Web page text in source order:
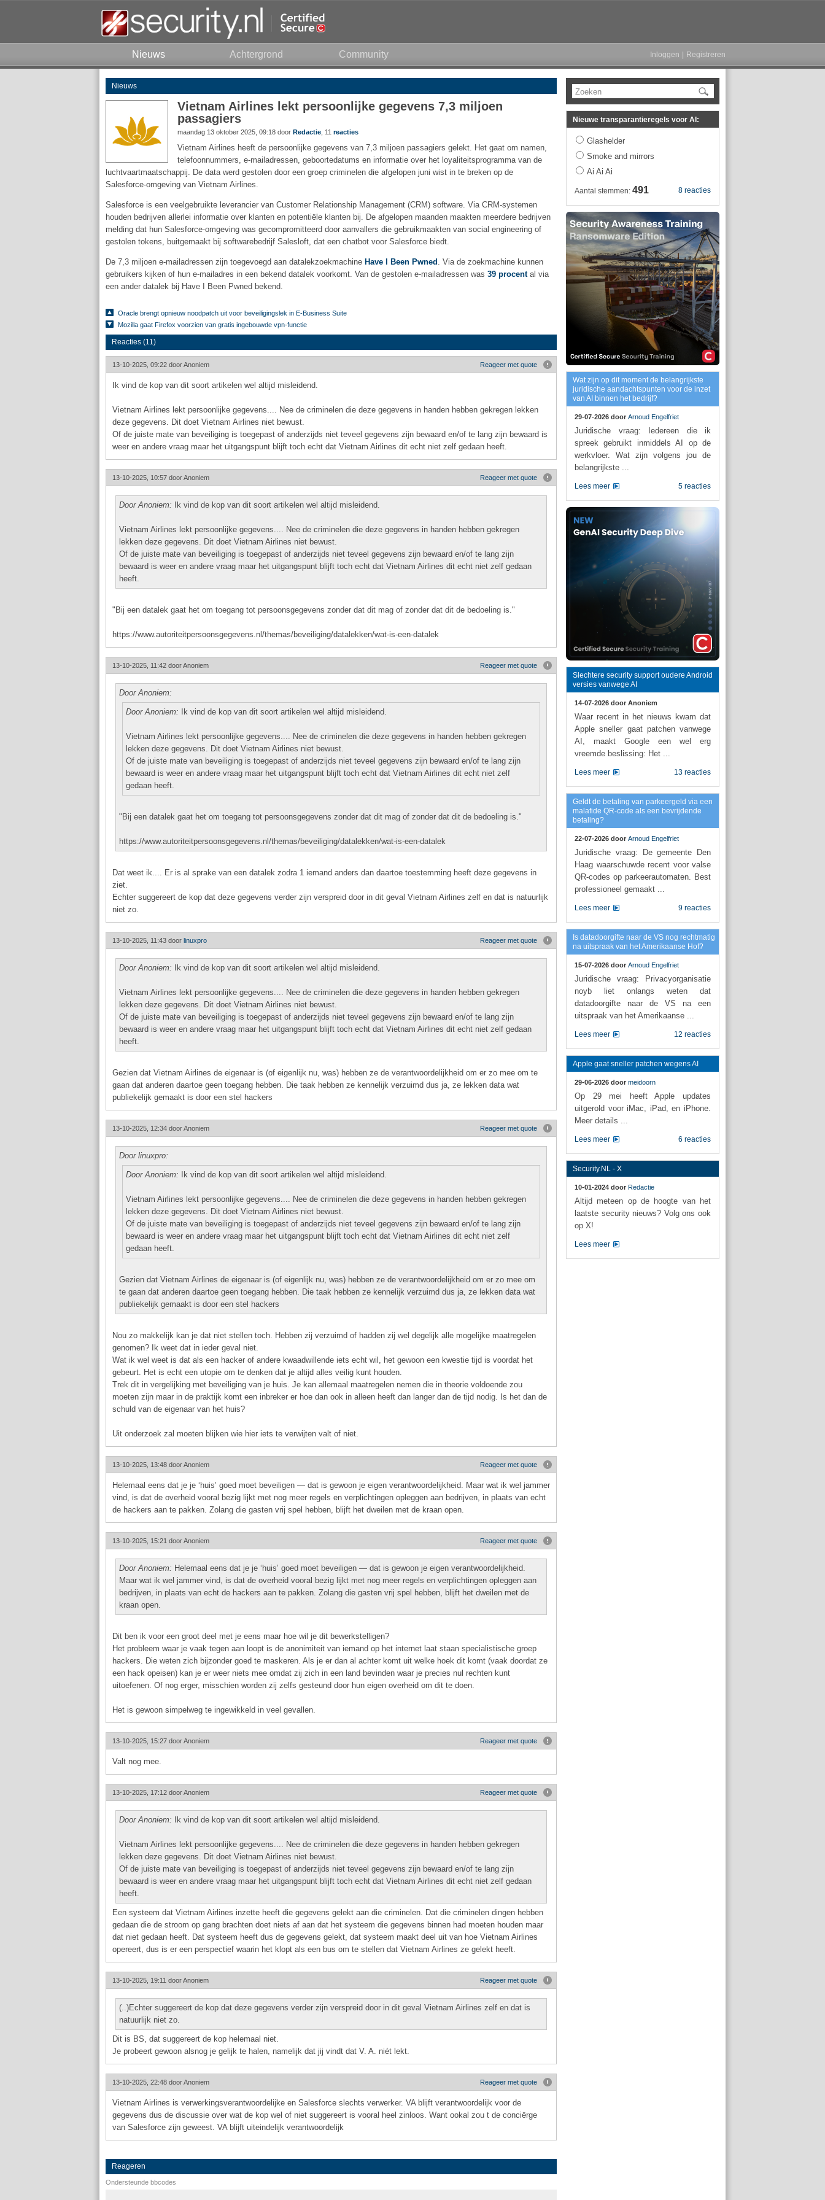
Nieuws Achtergrond Community Inloggen Registreren
Nieuws
Vietnam Airlines lekt persoonlijke gegevens 7,3 miljoen
passagiers
maandag 13 oktober 2025, 09:18 door Redactie , 11 reacties
Vietnam Airlines heeft de persoonlijke gegevens van 7,3 miljoen passagiers gelekt. Het gaat om namen,
telefoonnummers, e-mailadressen, geboortedatums en informatie over het loyaliteitsprogramma van de
luchtvaartmaatschappij. De data werd gestolen door een groep criminelen die afgelopen juni wist in te breken op de
Salesforce-omgeving van Vietnam Airlines.
Salesforce is een veelgebruikte leverancier van Customer Relationship Management (CRM) software. Via CRM-systemen
houden bedrijven allerlei informatie over klanten en potentiële klanten bij. De afgelopen maanden maakten meerdere bedrijven
melding dat hun Salesforce-omgeving was gecompromitteerd door aanvallers die gebruikmaakten van social engineering of
gestolen tokens, buitgemaakt bij softwarebedrijf Salesloft, dat een chatbot voor Salesforce biedt.
De 7,3 miljoen e-mailadressen zijn toegevoegd aan datalekzoekmachine Have I Been Pwned . Via de zoekmachine kunnen
gebruikers kijken of hun e-mailadres in een bekend datalek voorkomt. Van de gestolen e-mailadressen was 39 procental via
een ander datalek bij Have I Been Pwned bekend.
Oracle brengt opnieuw noodpatch uit voor beveiligingslek in E-Business Suite
Mozilla gaat Firefox voorzien van gratis ingebouwde vpn-functie
Reacties (11)
Reageer met quote
13-10-2025, 09:22 doorAnoniem
Ik vind de kop van dit soort artikelen wel altijd misleidend.
Vietnam Airlines lekt persoonlijke gegevens.... Nee de criminelen die deze gegevens in handen hebben gekregen lekken
deze gegevens. Dit doet Vietnam Airlines niet bewust.
Of de juiste mate van beveiliging is toegepast of anderzijds niet teveel gegevens zijn bewaard en/of te lang zijn bewaard is
weer en andere vraag maar het uitgangspunt blijft toch echt dat Vietnam Airlines dit echt niet zelf gedaan heeft.
Reageer met quote
13-10-2025, 10:57 doorAnoniem
Door Anoniem: Ik vind de kop van dit soort artikelen wel altijd misleidend.
Vietnam Airlines lekt persoonlijke gegevens.... Nee de criminelen die deze gegevens in handen hebben gekregen
lekken deze gegevens. Dit doet Vietnam Airlines niet bewust.
Of de juiste mate van beveiliging is toegepast of anderzijds niet teveel gegevens zijn bewaard en/of te lang zijn
bewaard is weer en andere vraag maar het uitgangspunt blijft toch echt dat Vietnam Airlines dit echt niet zelf gedaan
heeft.
"Bij een datalek gaat het om toegang tot persoonsgegevens zonder dat dit mag of zonder dat dit de bedoeling is."
https://www.autoriteitpersoonsgegevens.nl/themas/beveiliging/datalekken/wat-is-een-datalek
Reageer met quote
13-10-2025, 11:42 doorAnoniem
Door Anoniem:
Door Anoniem: Ik vind de kop van dit soort artikelen wel altijd misleidend.
Vietnam Airlines lekt persoonlijke gegevens.... Nee de criminelen die deze gegevens in handen hebben gekregen
lekken deze gegevens. Dit doet Vietnam Airlines niet bewust.
Of de juiste mate van beveiliging is toegepast of anderzijds niet teveel gegevens zijn bewaard en/of te lang zijn
bewaard is weer en andere vraag maar het uitgangspunt blijft toch echt dat Vietnam Airlines dit echt niet zelf
gedaan heeft.
"Bij een datalek gaat het om toegang tot persoonsgegevens zonder dat dit mag of zonder dat dit de bedoeling is."
https://www.autoriteitpersoonsgegevens.nl/themas/beveiliging/datalekken/wat-is-een-datalek
Dat weet ik.... Er is al sprake van een datalek zodra 1 iemand anders dan daartoe toestemming heeft deze gegevens in
ziet.
Echter suggereert de kop dat deze gegevens verder zijn verspreid door in dit geval Vietnam Airlines zelf en dat is natuurlijk
niet zo.
Reageer met quote
13-10-2025, 11:43 door linuxpro
Door Anoniem: Ik vind de kop van dit soort artikelen wel altijd misleidend.
Vietnam Airlines lekt persoonlijke gegevens.... Nee de criminelen die deze gegevens in handen hebben gekregen
lekken deze gegevens. Dit doet Vietnam Airlines niet bewust.
Of de juiste mate van beveiliging is toegepast of anderzijds niet teveel gegevens zijn bewaard en/of te lang zijn
bewaard is weer en andere vraag maar het uitgangspunt blijft toch echt dat Vietnam Airlines dit echt niet zelf gedaan
heeft.
Gezien dat Vietnam Airlines de eigenaar is (of eigenlijk nu, was) hebben ze de verantwoordelijkheid om er zo mee om te
gaan dat anderen daartoe geen toegang hebben. Die taak hebben ze kennelijk verzuimd dus ja, ze lekken data wat
publiekelijk gemaakt is door een stel hackers
Reageer met quote
13-10-2025, 12:34 doorAnoniem
Door linuxpro:
Door Anoniem: Ik vind de kop van dit soort artikelen wel altijd misleidend.
Vietnam Airlines lekt persoonlijke gegevens.... Nee de criminelen die deze gegevens in handen hebben gekregen
lekken deze gegevens. Dit doet Vietnam Airlines niet bewust.
Of de juiste mate van beveiliging is toegepast of anderzijds niet teveel gegevens zijn bewaard en/of te lang zijn
bewaard is weer en andere vraag maar het uitgangspunt blijft toch echt dat Vietnam Airlines dit echt niet zelf
gedaan heeft.
Gezien dat Vietnam Airlines de eigenaar is (of eigenlijk nu, was) hebben ze de verantwoordelijkheid om er zo mee om
te gaan dat anderen daartoe geen toegang hebben. Die taak hebben ze kennelijk verzuimd dus ja, ze lekken data wat
publiekelijk gemaakt is door een stel hackers
Nou zo makkelijk kan je dat niet stellen toch. Hebben zij verzuimd of hadden zij wel degelijk alle mogelijke maatregelen
genomen? Ik weet dat in ieder geval niet.
Wat ik wel weet is dat als een hacker of andere kwaadwillende iets echt wil, het gewoon een kwestie tijd is voordat het
gebeurt. Het is echt een utopie om te denken dat je altijd alles veilig kunt houden.
Trek dit in vergelijking met beveiliging van je huis. Je kan allemaal maatregelen nemen die in theorie voldoende zou
moeten zijn maar in de praktijk komt een inbreker er hoe dan ook in alleen heeft dan langer dan de tijd nodig. Is het dan de
schuld van de eigenaar van het huis?
Uit onderzoek zal moeten blijken wie hier iets te verwijten valt of niet.
Reageer met quote
13-10-2025, 13:48 doorAnoniem
Helemaal eens dat je je ‘huis’ goed moet beveiligen — dat is gewoon je eigen verantwoordelijkheid. Maar wat ik wel jammer
vind, is dat de overheid vooral bezig lijkt met nog meer regels en verplichtingen opleggen aan bedrijven, in plaats van echt
de hackers aan te pakken. Zolang die gasten vrij spel hebben, blijft het dweilen met de kraan open.
Reageer met quote
13-10-2025, 15:21 doorAnoniem
Door Anoniem: Helemaal eens dat je je ‘huis’ goed moet beveiligen — dat is gewoon je eigen verantwoordelijkheid.
Maar wat ik wel jammer vind, is dat de overheid vooral bezig lijkt met nog meer regels en verplichtingen opleggen aan
bedrijven, in plaats van echt de hackers aan te pakken. Zolang die gasten vrij spel hebben, blijft het dweilen met de
kraan open.
Dit ben ik voor een groot deel met je eens maar hoe wil je dit bewerkstelligen?
Het probleem waar je vaak tegen aan loopt is de anonimiteit van iemand op het internet laat staan specialistische groep
hackers. Die weten zich bijzonder goed te maskeren. Als je er dan al achter komt uit welke hoek dit komt (vaak doordat ze
een hack opeisen) kan je er weer niets mee omdat zij zich in een land bevinden waar je precies nul rechten kunt
uitoefenen. Of nog erger, misschien worden zij zelfs gesteund door hun eigen overheid om dit te doen.
Het is gewoon simpelweg te ingewikkeld in veel gevallen.
Reageer met quote
13-10-2025, 15:27 doorAnoniem
Valt nog mee.
Reageer met quote
13-10-2025, 17:12 doorAnoniem
Door Anoniem: Ik vind de kop van dit soort artikelen wel altijd misleidend.
Vietnam Airlines lekt persoonlijke gegevens.... Nee de criminelen die deze gegevens in handen hebben gekregen
lekken deze gegevens. Dit doet Vietnam Airlines niet bewust.
Of de juiste mate van beveiliging is toegepast of anderzijds niet teveel gegevens zijn bewaard en/of te lang zijn
bewaard is weer en andere vraag maar het uitgangspunt blijft toch echt dat Vietnam Airlines dit echt niet zelf gedaan
heeft.
Een systeem dat Vietnam Airlines inzette heeft die gegevens gelekt aan die criminelen. Dat die criminelen dingen hebben
gedaan die de stroom op gang brachten doet niets af aan dat het systeem die gegevens binnen had moeten houden maar
dat niet gedaan heeft. Dat systeem heeft dus de gegevens gelekt, dat systeem maakt deel uit van hoe Vietnam Airlines
opereert, dus is er een perspectief waarin het klopt als een bus om te stellen dat Vietnam Airlines ze gelekt heeft.
Reageer met quote
13-10-2025, 19:11 doorAnoniem
(..)Echter suggereert de kop dat deze gegevens verder zijn verspreid door in dit geval Vietnam Airlines zelf en dat is
natuurlijk niet zo.
Dit is BS, dat suggereert de kop helemaal niet.
Je probeert gewoon alsnog je gelijk te halen, namelijk dat jij vindt dat V. A. niét lekt.
Reageer met quote
13-10-2025, 22:48 doorAnoniem
Vietnam Airlines is verwerkingsverantwoordelijke en Salesforce slechts verwerker. VA blijft verantwoordelijk voor de
gegevens dus de discussie over wat de kop wel of niet suggereert is vooral heel zinloos. Want ookal zou t de conciërge
van Salesforce zijn geweest. VA blijft uiteindelijk verantwoordelijk
Reageren
Ondersteunde bbcodes
Zoeken
Nieuwe transparantieregels voor AI:
Glashelder
Smoke and mirrors
Ai Ai Ai
8 reacties
Aantal stemmen: 491
Wat zijn op dit moment de belangrijkste
juridische aandachtspunten voor de inzet
van AI binnen het bedrijf?
29-07-2026 door Arnoud Engelfriet
Juridische vraag: Iedereen die ik
spreek gebruikt inmiddels AI op de
werkvloer. Wat zijn volgens jou de
belangrijkste ...
5 reacties
Lees meer
Slechtere security support oudere Android
versies vanwege AI
14-07-2026 door Anoniem
Waar recent in het nieuws kwam dat
Apple sneller gaat patchen vanwege
AI, maakt Google een wel erg
vreemde beslissing: Het ...
13 reacties
Lees meer
Geldt de betaling van parkeergeld via een
malafide QR-code als een bevrijdende
betaling?
22-07-2026 door Arnoud Engelfriet
Juridische vraag: De gemeente Den
Haag waarschuwde recent voor valse
QR-codes op parkeerautomaten. Best
professioneel gemaakt ...
9 reacties
Lees meer
Is datadoorgifte naar de VS nog rechtmatig
na uitspraak van het Amerikaanse Hof?
15-07-2026 door Arnoud Engelfriet
Juridische vraag: Privacyorganisatie
noyb liet onlangs weten dat
datadoorgifte naar de VS na een
uitspraak van het Amerikaanse ...
12 reacties
Lees meer
Apple gaat sneller patchen wegens AI
29-06-2026 door meidoorn
Op 29 mei heeft Apple updates
uitgerold voor iMac, iPad, en iPhone.
Meer details ...
6 reacties
Lees meer
Security.NL - X
10-01-2024 door Redactie
Altijd meteen op de hoogte van het
laatste security nieuws? Volg ons ook
op X!
Lees meer